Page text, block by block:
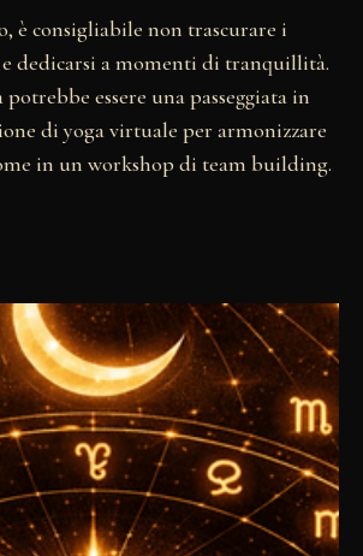
è consigliabile non trascurare i
dedicarsi a momenti di tranquillità.
essere una passeggiata in
di yoga virtuale per armonizzare
in un workshop di team building.